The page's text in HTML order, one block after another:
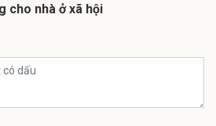
cho nhà ở xã hội